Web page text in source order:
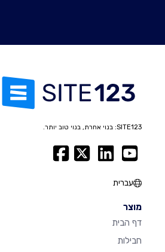
SITE123: בנוי אחרת, בנוי טוב יותר.
עברית
מוצר
דף הבית
חבילות